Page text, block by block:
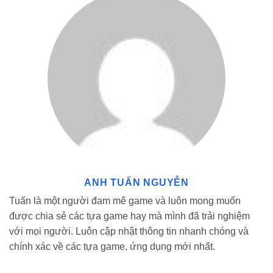
Trang Bị Và Nâng Cấp Nhân Vật Không Giới Hạn Trong Shadow Fight
Nhiệm Vụ Và Chế Độ Chơi Phong Phú
chế độ Duel (Đấu hạng), các sự kiện (Events) theo mùa hay tham
gia vào các nhiệm vụ phụ thường ngày. Mỗi chế độ đều đòi hỏi
những chiến thuật riêng biệt, đảm bảo bạn luôn tìm thấy sự mới
mẻ trong quá trình trải nghiệm.
Những Đặc Quyền Tối Thượng Trên Bản Shadow
ANH TUẤN NGUYỄN
Tuấn là một người đam mê game và luôn mong muốn
được chia sẻ các tựa game hay mà mình đã trải nghiệm
với mọi người. Luôn cập nhật thông tin nhanh chóng và
chính xác về các tựa game, ứng dụng mới nhất.